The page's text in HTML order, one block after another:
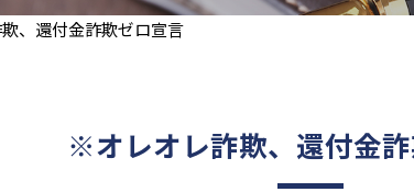
、還付金詐欺ゼロ宣言
※オレオレ詐欺、還付金